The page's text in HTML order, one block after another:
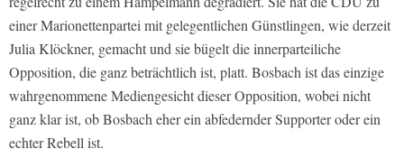
einer Marionettenpartei mit gelegentlichen Günstlingen, wie derzeit
Julia Klöckner, gemacht und sie bügelt die innerparteiliche
Opposition, die ganz beträchtlich ist, platt. Bosbach ist das einzige
wahrgenommene Mediengesicht dieser Opposition, wobei nicht
ganz klar ist, ob Bosbach eher ein abfedernder Supporter oder ein
echter Rebell ist.